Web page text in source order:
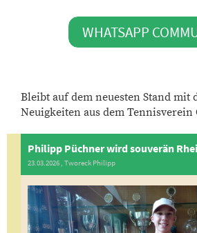
WHATSAPP
Bleibt auf dem neuesten Stand mit
Neuigkeiten aus dem Tennisverein
23.03.2026 , Tworeck Philipp